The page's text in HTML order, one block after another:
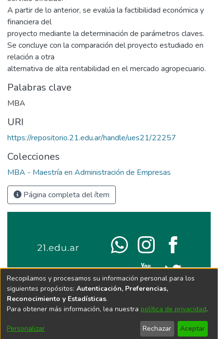
A partir de lo anterior, se evalúa la factibilidad económica y
financiera del
proyecto mediante la determinación de parámetros claves.
Se concluye con la comparación del proyecto estudiado en
relación a otra
alternativa de alta rentabilidad en el mercado agropecuario.
Palabras clave
MBA
URI
https://repositorio.21.edu.ar/handle/ues21/22257
Colecciones
MBA - Maestría en Administración de Empresas
Página completa del ítem
Recopilamos y procesamos su información personal para los
siguientes propósitos: Autenticación, Preferencias,
Reconocimiento y Estadísticas.
Para obtener más información, lea nuestra política de privacidad.
Personalizar Rechazar Aceptar